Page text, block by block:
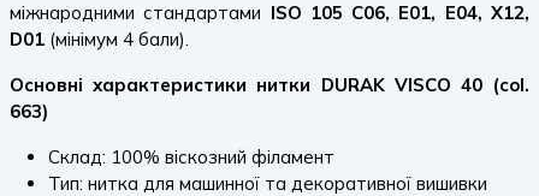
міжнародними стандартами ISO 105 C06, E01, E04, X12,
D01 (мінімум 4 бали).
Основні характеристики нитки DURAK VISCO 40 (col.
663)
Склад: 100% віскозний філамент
Тип: нитка для машинної та декоративної вишивки